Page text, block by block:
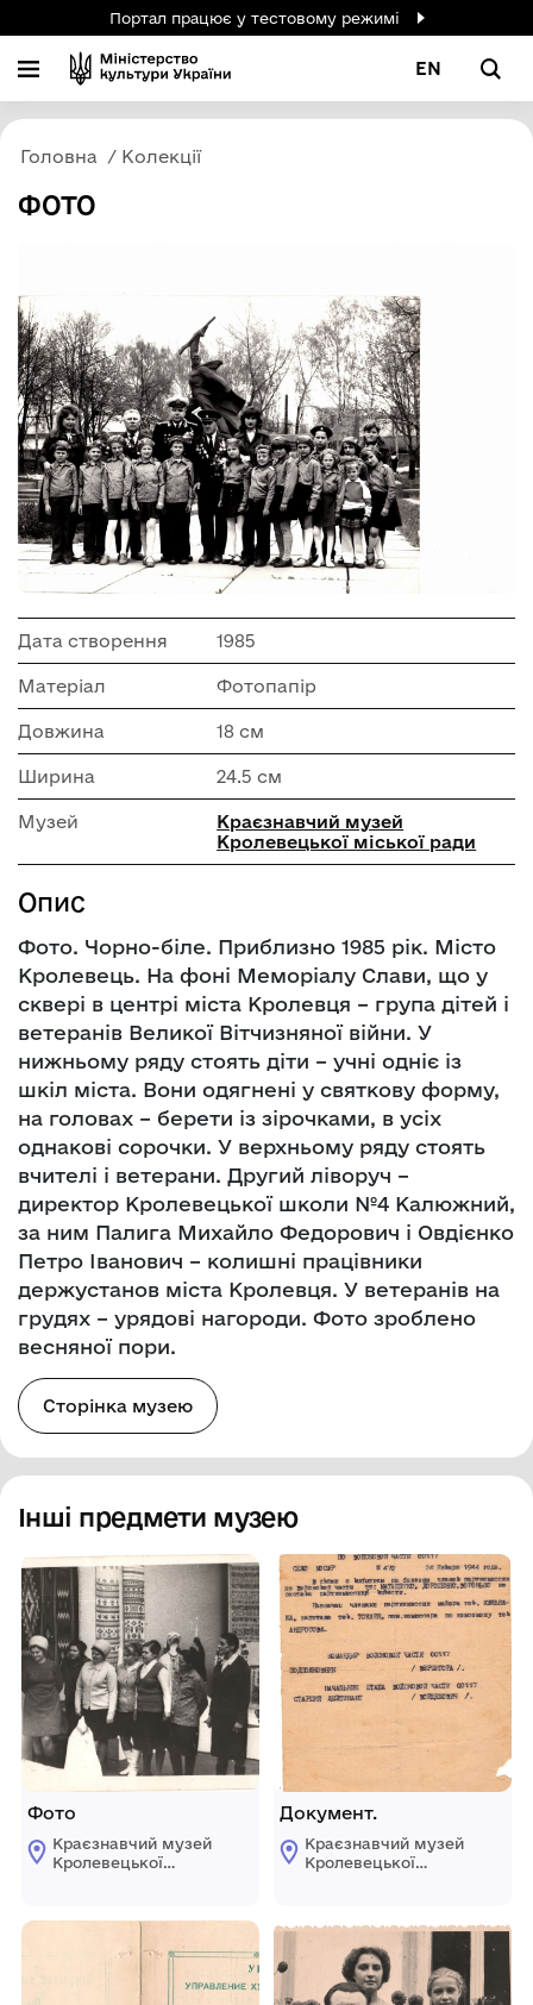
Портал працює у тестовому режимі
EN
Головна Колекції
ФОТО
Дата створення 1985
Матеріал Фотопапір
Довжина 18 см
Ширина 24.5 см
Музей
Краєзнавчий музей
Кролевецької міської ради
Опис
Фото. Чорно-біле. Приблизно 1985 рік. Місто
Кролевець. На фоні Меморіалу Слави, що у
сквері в центрі міста Кролевця – група дітей і
ветеранів Великої Вітчизняної війни. У
нижньому ряду стоять діти – учні одніє із
шкіл міста. Вони одягнені у святкову форму,
на головах – берети із зірочками, в усіх
однакові сорочки. У верхньому ряду стоять
вчителі і ветерани. Другий ліворуч –
директор Кролевецької школи №4 Калюжний,
за ним Палига Михайло Федорович і Овдієнко
Петро Іванович – колишні працівники
держустанов міста Кролевця. У ветеранів на
грудях – урядові нагороди. Фото зроблено
весняної пори.
Сторінка музею
Інші предмети музею
Фото
Краєзнавчий музей
Кролевецької
Документ.
Краєзнавчий музей
Кролевецької